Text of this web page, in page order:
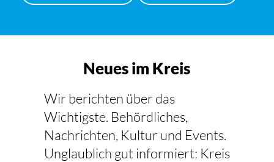
Neues im Kreis
Wir berichten über das
Wichtigste. Behördliches,
Nachrichten, Kultur und Events.
Unglaublich gut informiert: Kreis